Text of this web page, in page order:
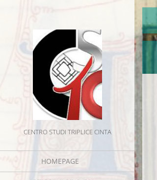
CENTRO STUDI TRIPLICE CINTA
HOMEPAGE